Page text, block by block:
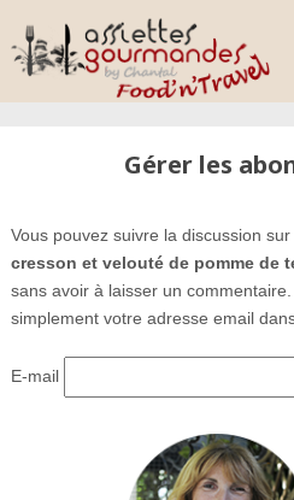
Gérer les
Vous pouvez suivre la discussion sur
cresson et velouté de pomme de
sans avoir à laisser un
simplement votre adresse email
E-mail